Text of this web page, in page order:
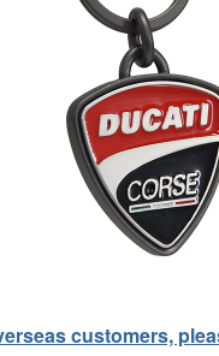
customers,